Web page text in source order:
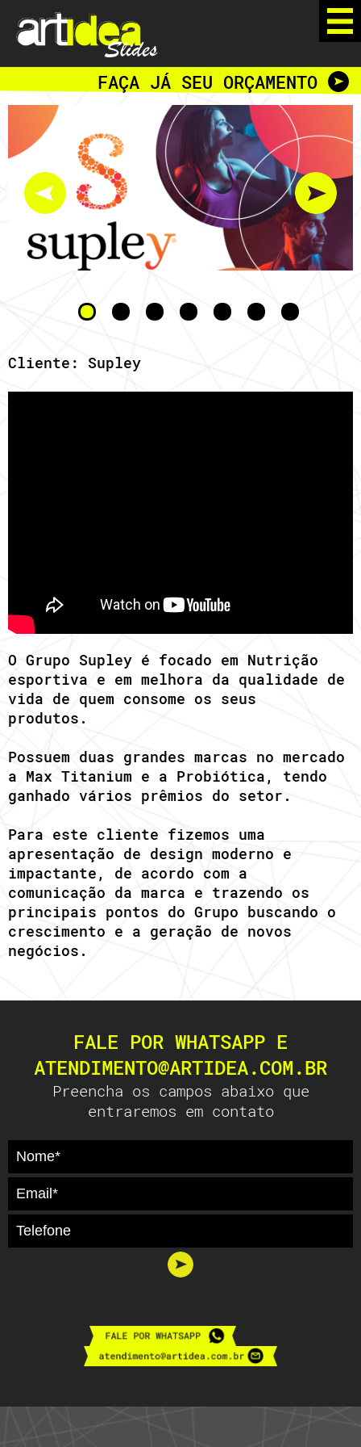
FAÇA JÁ SEU ORÇAMENTO
Cliente: Supley
O Grupo Supley é focado em Nutrição
esportiva e em melhora da qualidade de
vida de quem consome os seus
produtos.
Possuem duas grandes marcas no mercado
a Max Titanium e a Probiótica, tendo
ganhado vários prêmios do setor.
Para este cliente fizemos uma
apresentação de design moderno e
impactante, de acordo com a
comunicação da marca e trazendo os
principais pontos do Grupo buscando o
crescimento e a geração de novos
negócios.
FALE POR WHATSAPP E
ATENDIMENTO@ARTIDEA.COM.BR
Preencha os campos abaixo que
entraremos em contato